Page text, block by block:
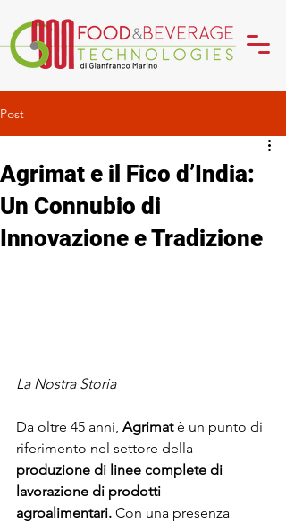
Post
Agrimat e il Fico d’India:
Un Connubio di
Innovazione e Tradizione
La Nostra Storia
Da oltre 45 anni, Agrimat è un punto di
riferimento nel settore della
produzione di linee complete di
lavorazione di prodotti
agroalimentari. Con una presenza